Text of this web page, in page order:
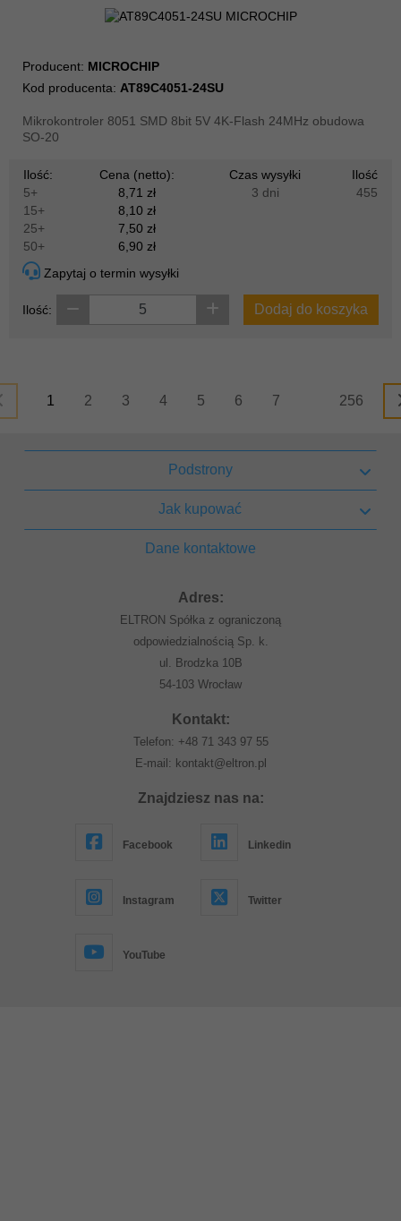
Producent: MICROCHIP
Kod producenta: AT89C4051-24SU
Mikrokontroler 8051 SMD 8bit 5V 4K-Flash 24MHz obudowa
SO-20
Ilość:
Cena (netto):
5+
8,71 zł
15+
8,10 zł
25+
7,50 zł
50+
6,90 zł
Czas wysyłki
Ilość
3 dni
455
Zapytaj o termin wysyłki
Ilość: Dodaj do koszyka
1 2 3 4 5 6 7 256
Podstrony
Jak kupować
Dane kontaktowe
Adres:
ELTRON Spółka z ograniczoną
odpowiedzialnością Sp. k.
ul. Brodzka 10B
54-103 Wrocław
Kontakt:
Telefon: +48 71 343 97 55
E-mail: kontakt@eltron.pl
Znajdziesz nas na:
Facebook Linkedin
Instagram Twitter
YouTube